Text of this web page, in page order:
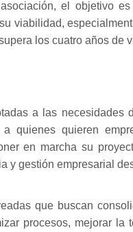
el objetivo es
viabilidad,
los cuatro años de
a las necesidades
quienes quieren
en marcha su
y gestión empresarial
que buscan
procesos, mejorar la